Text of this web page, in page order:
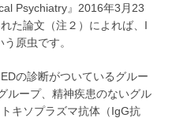
Psychiatry』2016年3月23
た論文（注２）によれば、I
原虫です。
の診断がついているグルー
ループ、精神疾患のないグル
キソプラズマ抗体（IgG抗